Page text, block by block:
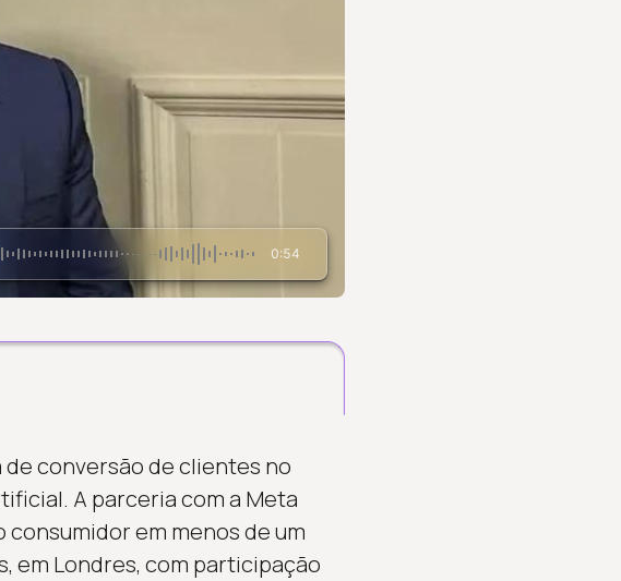
0:54
de conversão de clientes no
A parceria com a Meta
em menos de um
em Londres, com participação